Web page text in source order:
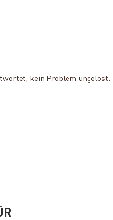
kein Problem ungelöst.